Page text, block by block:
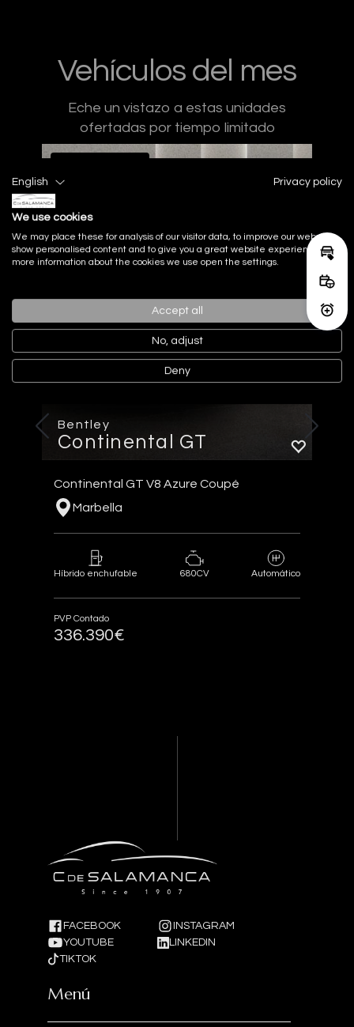
Vehículos del mes
Eche un vistazo a estas unidades
ofertadas por tiempo limitado
Bentley
Continental GT
Continental GT V8 Azure Coupé
Marbella
Híbrido enchufable 680CV Automático
PVP Contado
336.390€
FACEBOOK
INSTAGRAM
YOUTUBE
LINKEDIN
TIKTOK
Menú
English Privacy policy
We use cookies
We may place these for analysis of our visitor data, to improve our website,
show personalised content and to give you a great website experience. For
more information about the cookies we use open the settings.
Accept all
No, adjust
Deny